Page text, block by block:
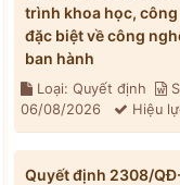
trình khoa học,
đặc biệt về công
ban hành
Loại: Quyết định
06/08/2026
Hiệu
Quyết định 2308/